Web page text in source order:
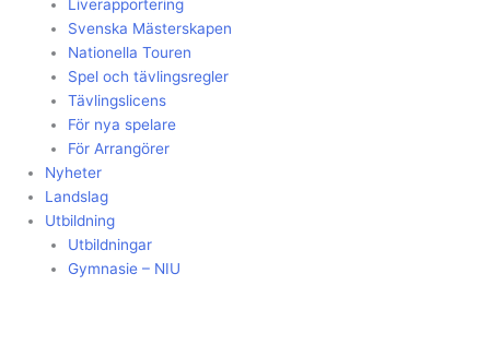
Liverapportering
Svenska Mästerskapen
Nationella Touren
Spel och tävlingsregler
Tävlingslicens
För nya spelare
För Arrangörer
Nyheter
Landslag
Utbildning
Utbildningar
Gymnasie – NIU